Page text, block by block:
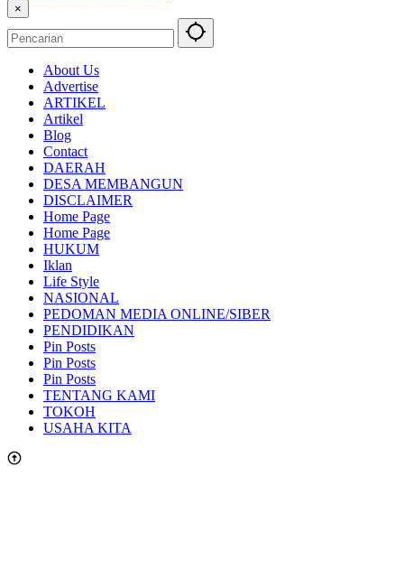
×
About Us
Advertise
ARTIKEL
Artikel
Blog
Contact
DAERAH
DESA MEMBANGUN
DISCLAIMER
Home Page
Home Page
HUKUM
Iklan
Life Style
NASIONAL
PEDOMAN MEDIA ONLINE/SIBER
PENDIDIKAN
Pin Posts
Pin Posts
Pin Posts
TENTANG KAMI
TOKOH
USAHA KITA